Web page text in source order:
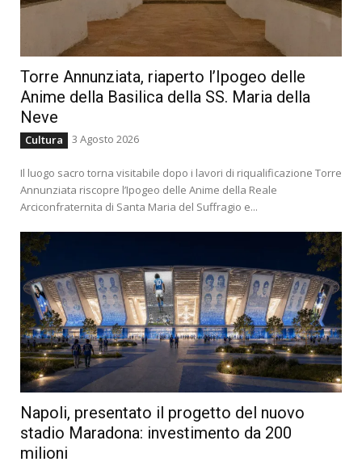
Torre Annunziata, riaperto l’Ipogeo delle
Anime della Basilica della SS. Maria della
Neve
Cultura 3 Agosto 2026
Il luogo sacro torna visitabile dopo i lavori di riqualificazione Torre
Annunziata riscopre l’Ipogeo delle Anime della Reale
Arciconfraternita di Santa Maria del Suffragio e...
Napoli, presentato il progetto del nuovo
stadio Maradona: investimento da 200
milioni